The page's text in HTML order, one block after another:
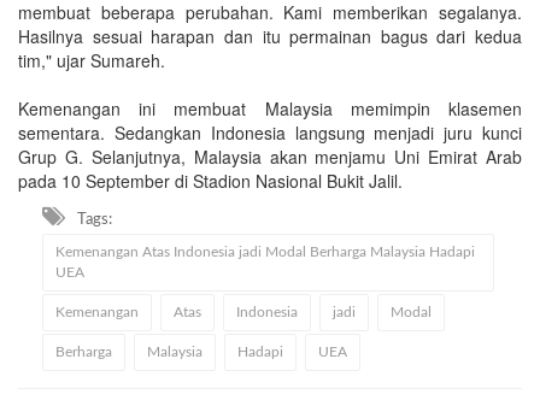
membuat beberapa perubahan. Kami memberikan segalanya.
Hasilnya sesuai harapan dan itu permainan bagus dari kedua
tim," ujar Sumareh.
Kemenangan ini membuat Malaysia memimpin klasemen
sementara. Sedangkan Indonesia langsung menjadi juru kunci
Grup G. Selanjutnya, Malaysia akan menjamu Uni Emirat Arab
pada 10 September di Stadion Nasional Bukit Jalil.
Tags:
Kemenangan Atas Indonesia jadi Modal Berharga Malaysia Hadapi
UEA
Kemenangan Atas Indonesia jadi Modal
Berharga Malaysia Hadapi UEA